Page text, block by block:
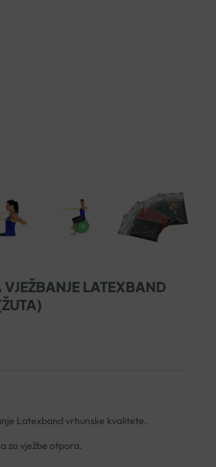
VJEŽBANJE LATEXBAND
Latexband vrhunske kvalitete.
za vježbe otpora.